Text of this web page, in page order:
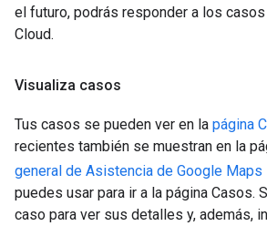
el futuro, podrás responder a los
Cloud.
Visualiza casos
Tus casos se pueden ver en la página
recientes también se muestran en la
general de Asistencia de Google
puedes usar para ir a la página Casos.
caso para ver sus detalles y, además,